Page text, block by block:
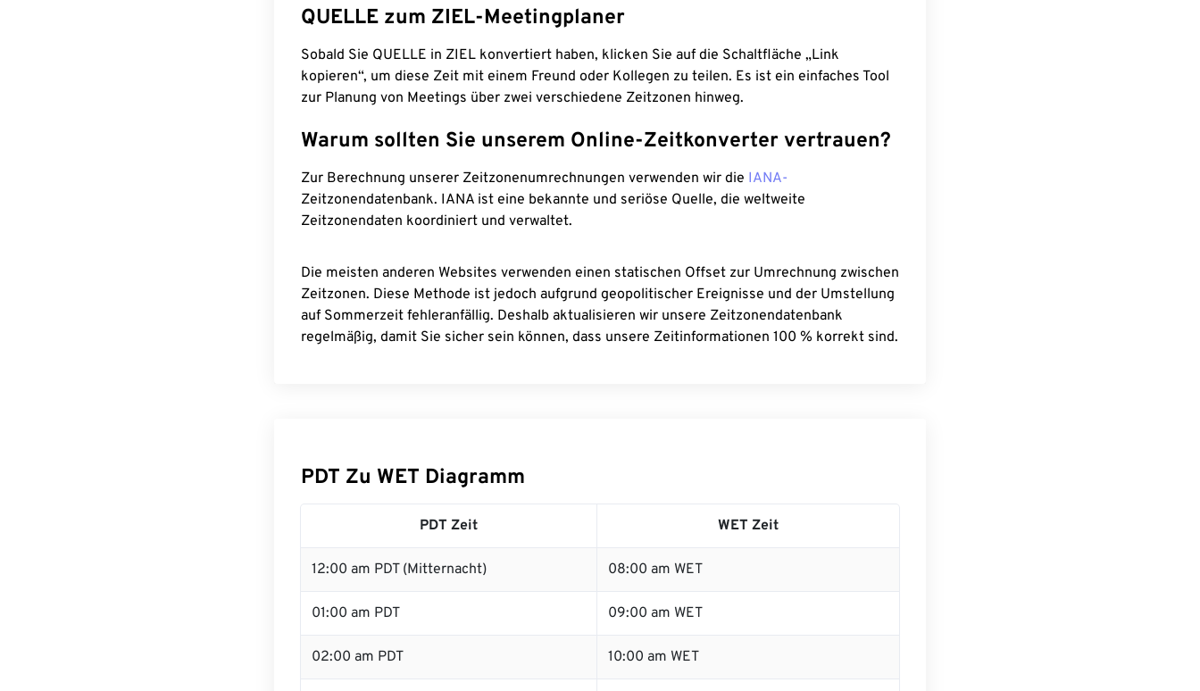
QUELLE zum ZIEL-Meetingplaner
Sobald Sie QUELLE in ZIEL konvertiert haben, klicken Sie auf die Schaltfläche „Link
kopieren“, um diese Zeit mit einem Freund oder Kollegen zu teilen. Es ist ein einfaches Tool
zur Planung von Meetings über zwei verschiedene Zeitzonen hinweg.
Warum sollten Sie unserem Online-Zeitkonverter vertrauen?
Zur Berechnung unserer Zeitzonenumrechnungen verwenden wir die IANA-
Zeitzonendatenbank. IANA ist eine bekannte und seriöse Quelle, die weltweite
Zeitzonendaten koordiniert und verwaltet.
Die meisten anderen Websites verwenden einen statischen Offset zur Umrechnung zwischen
Zeitzonen. Diese Methode ist jedoch aufgrund geopolitischer Ereignisse und der Umstellung
auf Sommerzeit fehleranfällig. Deshalb aktualisieren wir unsere Zeitzonendatenbank
regelmäßig, damit Sie sicher sein können, dass unsere Zeitinformationen 100 % korrekt sind.
PDT Zu WET Diagramm
PDT Zeit WET Zeit
12:00 am PDT (Mitternacht) 08:00 am WET
01:00 am PDT 09:00 am WET
02:00 am PDT 10:00 am WET